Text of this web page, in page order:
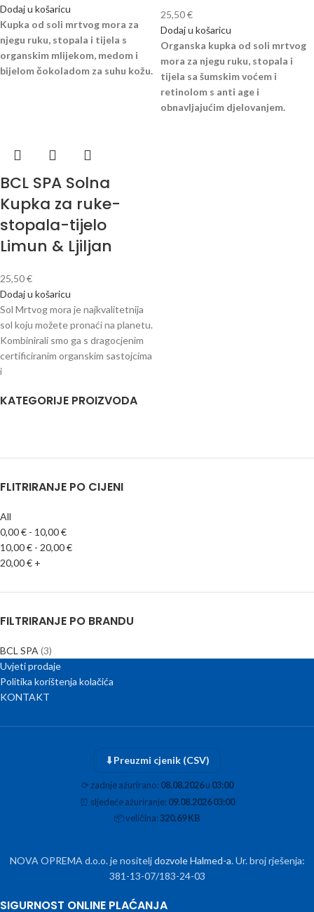
KATEGORIJE PROIZVODA
FLITRIRANJE PO CIJENI
All
0,00€ - 10,00€
10,00€ - 20,00€
20,00€ +
FILTRIRANJE PO BRANDU
BCL SPA (3)
Dodaj u košaricu
Kupka od soli mrtvog mora za
njegu ruku, stopala i tijela s
organskim mlijekom, medom i
bijelom čokoladom za suhu kožu.
25,50€
Dodaj u košaricu
Organska kupka od soli mrtvog
mora za njegu ruku, stopala i
tijela sa šumskim voćem i
retinolom s anti age i
obnavljajućim djelovanjem.
BCL SPA Solna
Kupka za ruke-
stopala-tijelo
Limun & Ljiljan
25,50€
Dodaj u košaricu
Sol Mrtvog mora je najkvalitetnija
sol koju možete pronaći na planetu.
Kombinirali smo ga s dragocjenim
certificiranim organskim sastojcima
i
Uvjeti prodaje
Politika korištenja kolačića
KONTAKT
⬇Preuzmi cjenik (CSV)
⟳zadnje ažurirano:08.08.2026u 03:00
⏰ sljedeće ažuriranje:09.08.2026 03:00
📦veličina:320.69 KB
NOVA OPREMA d.o.o. je nositeljdozvole Halmed-a. Ur. broj rješenja:
381-13-07/183-24-03
SIGURNOST ONLINE PLAĆANJA